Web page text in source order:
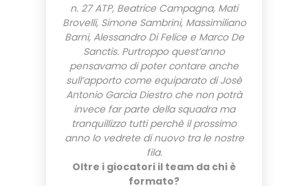
n. 27 ATP, Beatrice Campagna, Mati
Brovelli, Simone Sambrini, Massimiliano
Barni, Alessandro Di Felice e Marco De
Sanctis. Purtroppo quest’anno
pensavamo di poter contare anche
sull’apporto come equiparato di Josè
Antonio Garcia Diestro che non potrà
invece far parte della squadra ma
tranquillizzo tutti perchè il prossimo
anno lo vedrete di nuovo tra le nostre
fila.
Oltre i giocatori il team da chi è
formato?